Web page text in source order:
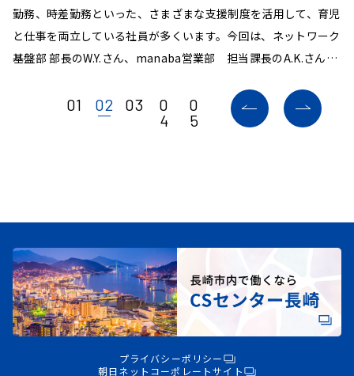
勤務、時差勤務といった、さまざまな支援制度を活用して、育児
と仕事を両立している社員が多くいます。今回は、ネットワーク
基盤部 部長のW.Y.さん、manaba営業部 担当課長のA.K.さん、
働き方や安心して働ける職場環境についてお話を聞きました。
01 02 03
0
4
0
5
プライバシーポリシー
朝日ネットコーポレートサイト